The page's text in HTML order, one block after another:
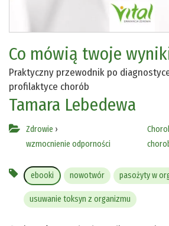
Co mówią twoje
Praktyczny przewodnik po
profilaktyce chorób
Tamara Lebedewa
Zdrowie ›
wzmocnienie odporności
ebooki nowotwór pasożyty w
usuwanie toksyn z organizmu